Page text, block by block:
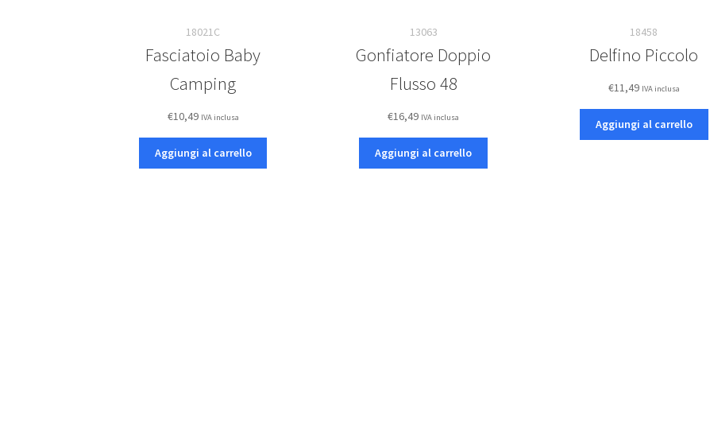
18021C
Fasciatoio Baby
Camping
€10,49 IVA inclusa
Aggiungi al carrello
13063
Gonfiatore Doppio
Flusso 48
€16,49 IVA inclusa
Aggiungi al carrello
18458
Delfino Piccolo
€11,49 IVA inclusa
Aggiungi al carrello